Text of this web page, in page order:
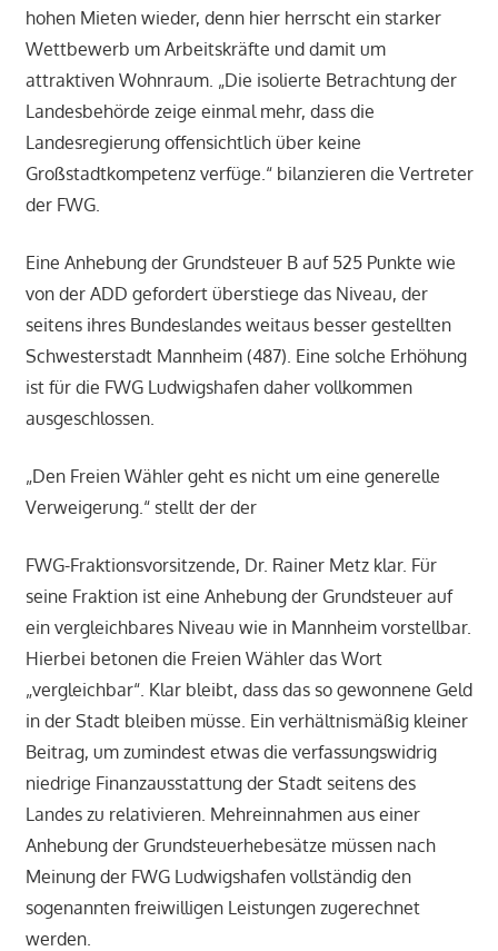
hohen Mieten wieder, denn hier herrscht ein starker
Wettbewerb um Arbeitskräfte und damit um
attraktiven Wohnraum. „Die isolierte Betrachtung der
Landesbehörde zeige einmal mehr, dass die
Landesregierung offensichtlich über keine
Großstadtkompetenz verfüge.“ bilanzieren die Vertreter
der FWG.
Eine Anhebung der Grundsteuer B auf 525 Punkte wie
von der ADD gefordert überstiege das Niveau, der
seitens ihres Bundeslandes weitaus besser gestellten
Schwesterstadt Mannheim (487). Eine solche Erhöhung
ist für die FWG Ludwigshafen daher vollkommen
ausgeschlossen.
„Den Freien Wähler geht es nicht um eine generelle
Verweigerung.“ stellt der der
FWG-Fraktionsvorsitzende, Dr. Rainer Metz klar. Für
seine Fraktion ist eine Anhebung der Grundsteuer auf
ein vergleichbares ‎Niveau wie in Mannheim vorstellbar.
Hierbei betonen die Freien Wähler das Wort
„vergleichbar“. Klar bleibt, dass das so gewonnene Geld
in der Stadt bleiben müsse. Ein verhältnismäßig kleiner
Beitrag, um zumindest etwas die verfassungswidrig
niedrige Finanzausstattung der Stadt seitens des
Landes zu relativieren. Mehreinnahmen aus einer
Anhebung der Grundsteuerhebesätze müssen nach
Meinung der FWG Ludwigshafen vollständig den
sogenannten freiwilligen Leistungen zugerechnet
werden.